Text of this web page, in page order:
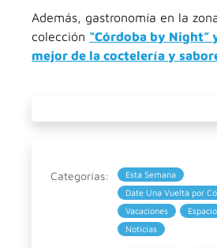
Además, gastronomía en la
colección “Córdoba by Night”
mejor de la coctelería y
Categorías:
Esta Semana
Date Una Vuelta por
Vacaciones
Noticias